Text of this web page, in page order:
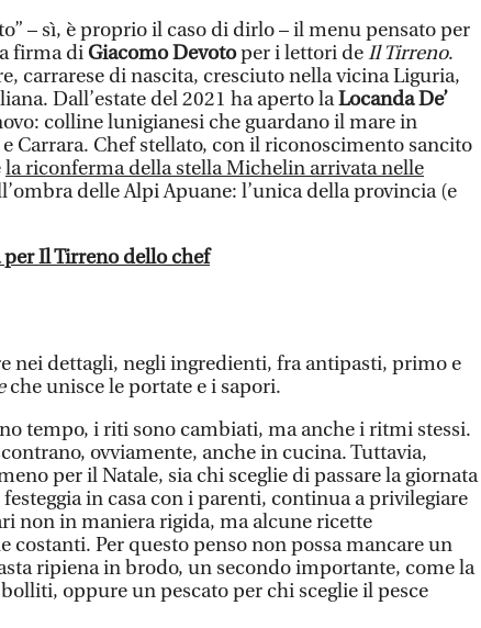
– sì, è proprio il caso di dirlo – il menu pensato per
firma diGiacomo Devotoper i lettori deIl Tirreno.
carrarese di nascita, cresciuto nella vicina Liguria,
Dall’estate del 2021 ha aperto laLocanda De’
colline lunigianesi che guardano il mare in
Carrara. Chef stellato, con il riconoscimento sancito
la riconferma della stella Michelin arrivata nelle
delle Alpi Apuane: l’unica della provincia (e
Il Tirreno dello chef
nei dettagli, negli ingredienti, fra antipasti, primo e
che unisce le portate e i sapori.
tempo, i riti sono cambiati, ma anche i ritmi stessi.
ovviamente, anche in cucina. Tuttavia,
per il Natale, sia chi sceglie di passare la giornata
in casa con i parenti, continua a privilegiare
non in maniera rigida, ma alcune ricette
costanti. Per questo penso non possa mancare un
ripiena in brodo, un secondo importante, come la
oppure un pescato per chi sceglie il pesce